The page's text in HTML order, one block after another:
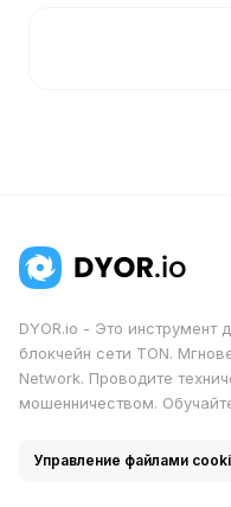
DYOR.io - Это инструмент
блокчейн сети TON.
Network. Проводите
мошенничеством.
Управление файлами